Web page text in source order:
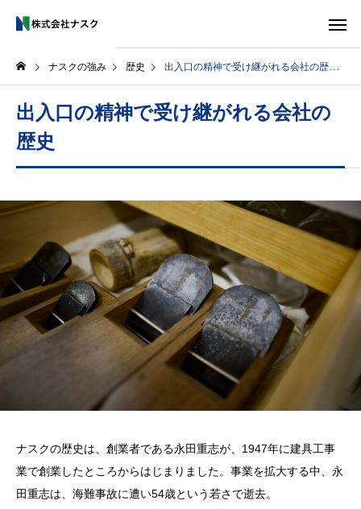
ナスクの強み 歴史 出入口の精神で受け継がれる会社の歴史
出入口の精神で受け継がれる会社の
歴史
ナスクの歴史は、創業者である永田重志が、1947年に建具工事
業で創業したところからはじまりました。事業を拡大する中、永
田重志は、海難事故に遭い54歳という若さで逝去。